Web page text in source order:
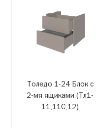
Толедо 1-24 Блок с
2-мя ящиками (Тл1-
11,11С,12)